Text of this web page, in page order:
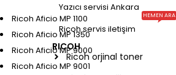
Yazıcı servisi Ankara
Ricoh servis iletişim
HEMEN ARA
RICOH
Ricoh orjinal toner
Ricoh Aficio MP 1100
Ricoh Aficio MP 1350
Ricoh Aficio MP 9000
Ricoh Aficio MP 9001